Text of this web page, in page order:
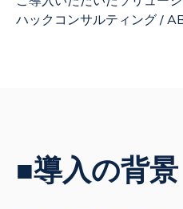
ハックコンサルティング /
■導入の背景